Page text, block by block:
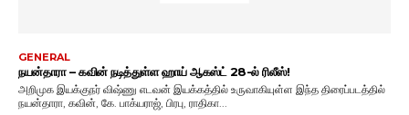
GENERAL
நயன்தாரா – கவின் நடித்துள்ள ஹாய் ஆகஸ்ட் 28-ல் ரிலீஸ்!
அறிமுக இயக்குநர் விஷ்ணு எடவன் இயக்கத்தில் உருவாகியுள்ள இந்த திரைப்படத்தில்
நயன்தாரா, கவின், கே. பாக்யராஜ், பிரபு, ராதிகா...